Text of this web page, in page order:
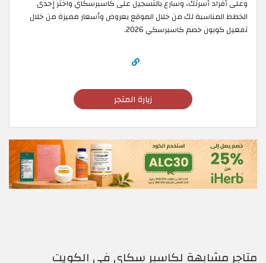
وعلى أفراد أسرتك، وسارع بالتسجيل على كاسبرسكاي واختر إحدى
الخطط المناسبة لك من خلال الموقع بعروض وأسعار مميزة من خلال
تفعيل كوبون خصم كاسبرسكي 2026.
زيارة المتجر
متاجر مشابهة لكاسبر سكاي في الكويت